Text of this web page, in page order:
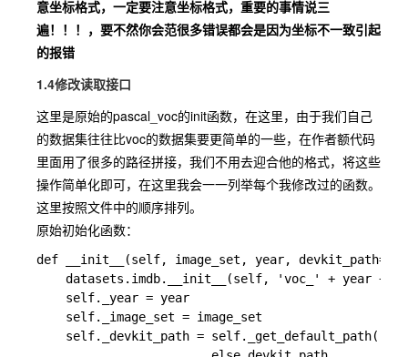
意坐标格式，一定要注意坐标格式，重要的事情说三
遍！！！，要不然你会范很多错误都会是因为坐标不一致引起
的报错
1.4修改读取接口
这里是原始的pascal_voc的init函数，在这里，由于我们自己
的数据集往往比voc的数据集要更简单的一些，在作者额代码
里面用了很多的路径拼接，我们不用去迎合他的格式，将这些
操作简单化即可，在这里我会一一列举每个我修改过的函数。
这里按照文件中的顺序排列。
原始初始化函数：
def __init__(self, image_set, year,
    self._year = year
    self._image_set = image_set
self._devkit_path = self._get_default_path()